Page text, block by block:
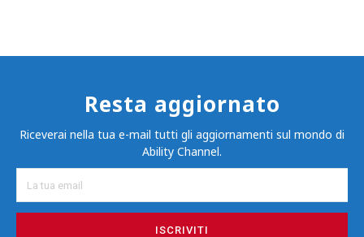
Resta aggiornato
Riceverai nella tua e-mail tutti gli aggiornamenti sul mondo di
Ability Channel.
ISCRIVITI